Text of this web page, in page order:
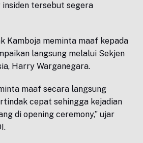
insiden tersebut segera
Kamboja meminta maaf kepada
langsung melalui Sekjen
Harry Warganegara.
maaf secara langsung
cepat sehingga kejadian
di opening ceremony,” ujar